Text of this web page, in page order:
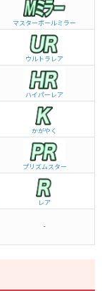
マスターボールミラー
ウルトラレア
ハイパーレア
かがやく
プリズムスター
レア
-